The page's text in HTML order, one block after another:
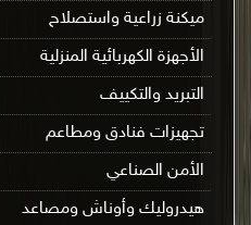
ميكنة زراعية واستصلاح
الأجهزة الكهربائية المنزلية
التبريد والتكييف
تجهيزات فنادق ومطاعم
الأمن الصناعي
هيدروليك وأوناش ومصاعد